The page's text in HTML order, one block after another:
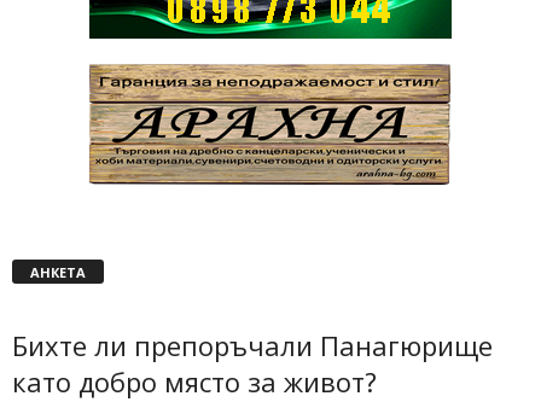
АНКЕТА
Бихте ли препоръчали Панагюрище
като добро място за живот?